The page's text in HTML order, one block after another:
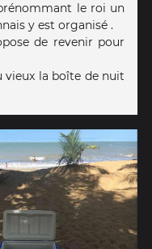
le roi un
y est organisé .
de revenir pour
vieux la boîte de nuit